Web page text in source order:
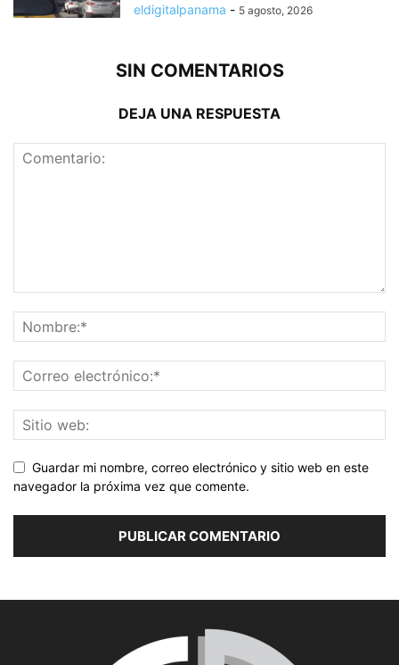
eldigitalpanama - 5 agosto, 2026
SIN COMENTARIOS
DEJA UNA RESPUESTA
Guardar mi nombre, correo electrónico y sitio web en este
navegador la próxima vez que comente.